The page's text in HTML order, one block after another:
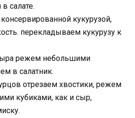
салате.
кукурузой,
перекладываем кукурузу к
режем небольшими
в салатник.
отрезаем хвостики, режем
кубиками, как и сыр,